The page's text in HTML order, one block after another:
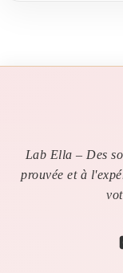
Lab Ella – Des
prouvée et à